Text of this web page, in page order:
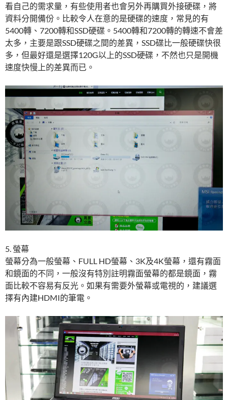
看自己的需求量，有些使用者也會另外再購買外接硬碟，將
資料分開備份。比較令人在意的是硬碟的速度，常見的有
5400轉、7200轉和SSD硬碟。5400轉和7200轉的轉速不會差
太多，主要是跟SSD硬碟之間的差異，SSD碟比一般硬碟快很
多，但最好還是選擇120G以上的SSD硬碟，不然也只是開機
速度快慢上的差異而已。
5. 螢幕
螢幕分為一般螢幕、FULL HD螢幕、3K及4K螢幕，還有霧面
和鏡面的不同，一般沒有特別註明霧面螢幕的都是鏡面，霧
面比較不容易有反光。如果有需要外螢幕或電視的，建議選
擇有內建HDMI的筆電。